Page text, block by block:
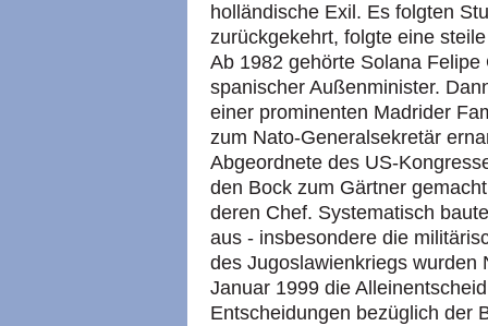
holländische Exil. Es folgten
zurückgekehrt, folgte eine
Ab 1982 gehörte Solana
spanischer Außenminister.
einer prominenten Madrider
zum Nato-Generalsekretär
Abgeordnete des US-
den Bock zum Gärtner
deren Chef. Systematisch
aus - insbesondere die
des Jugoslawienkriegs wurden
Januar 1999 die
Entscheidungen bezüglich der